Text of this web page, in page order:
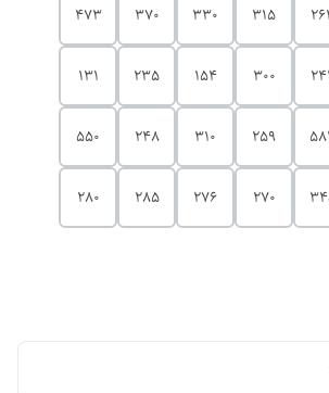
315
330
370
473
300
154
235
131
259
310
248
550
270
276
285
280